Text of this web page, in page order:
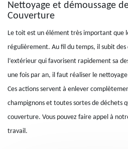
Nettoyage et démoussage
Couverture
Le toit est un élément très important que
régulièrement. Au fil du temps, il subit
l’extérieur qui favorisent rapidement sa
une fois par an, il faut réaliser le
Ces actions servent à enlever
champignons et toutes sortes de déchets
couverture. Vous pouvez faire appel à
travail.